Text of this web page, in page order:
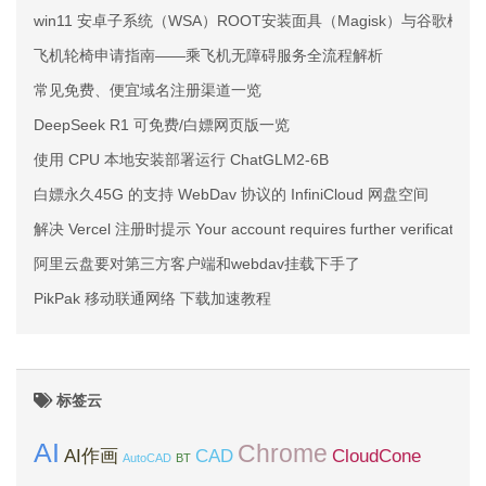
win11 安卓子系统（WSA）ROOT安装面具（Magisk）与谷歌框架
飞机轮椅申请指南——乘飞机无障碍服务全流程解析
常见免费、便宜域名注册渠道一览
DeepSeek R1 可免费/白嫖网页版一览
使用 CPU 本地安装部署运行 ChatGLM2-6B
白嫖永久45G 的支持 WebDav 协议的 InfiniCloud 网盘空间
解决 Vercel 注册时提示 Your account requires further verification.
阿里云盘要对第三方客户端和webdav挂载下手了
PikPak 移动联通网络 下载加速教程
标签云
AI AI作画 AutoCAD BT CAD Chrome CloudCone